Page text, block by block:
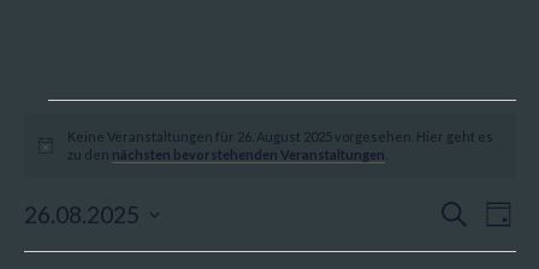
Veranstaltungen
für
26.
August
Hinweis
Keine Veranstaltungen für 26. August 2025 vorgesehen. Hier geht es
zu den nächsten bevorstehenden Veranstaltungen
Suche
Suche
Tag
26.08.2025